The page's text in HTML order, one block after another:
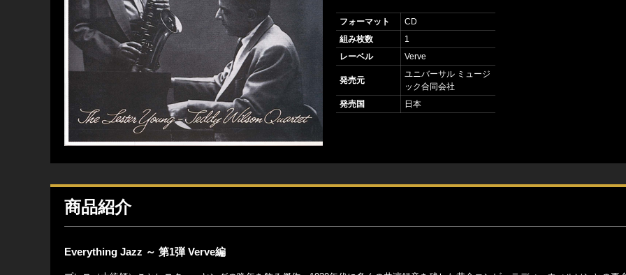
フォーマット
CD
組み枚数
1
レーベル
Verve
発売元
ユニバーサル ミュージ
ック合同会社
発売国
日本
商品紹介
Everything Jazz ～ 第1弾 Verve編